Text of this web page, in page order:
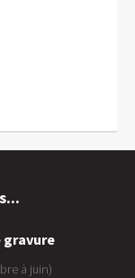
gravure
à juin)